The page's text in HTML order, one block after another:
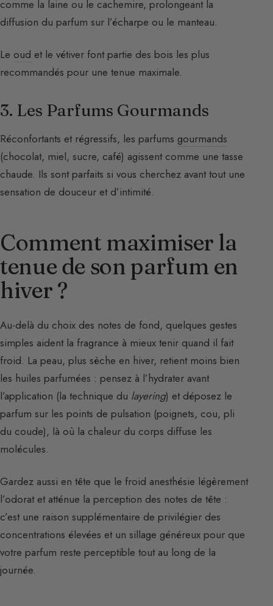
comme la laine ou le cachemire, prolongeant la
diffusion du parfum sur l’écharpe ou le manteau.
Le oud et le vétiver font partie des bois les plus
recommandés pour une tenue maximale.
3. Les Parfums Gourmands
Réconfortants et régressifs, les parfums gourmands
(chocolat, miel, sucre, café) agissent comme une tasse
chaude. Ils sont parfaits si vous cherchez avant tout une
sensation de douceur et d’intimité.
Comment maximiser la
tenue de son parfum en
hiver ?
Au-delà du choix des notes de fond, quelques gestes
simples aident la fragrance à mieux tenir quand il fait
froid. La peau, plus sèche en hiver, retient moins bien
les huiles parfumées : pensez à l’hydrater avant
l’application (la technique du layering) et déposez le
parfum sur les points de pulsation (poignets, cou, pli
du coude), là où la chaleur du corps diffuse les
molécules.
Gardez aussi en tête que le froid anesthésie légèrement
l’odorat et atténue la perception des notes de tête :
c’est une raison supplémentaire de privilégier des
concentrations élevées et un sillage généreux pour que
votre parfum reste perceptible tout au long de la
journée.